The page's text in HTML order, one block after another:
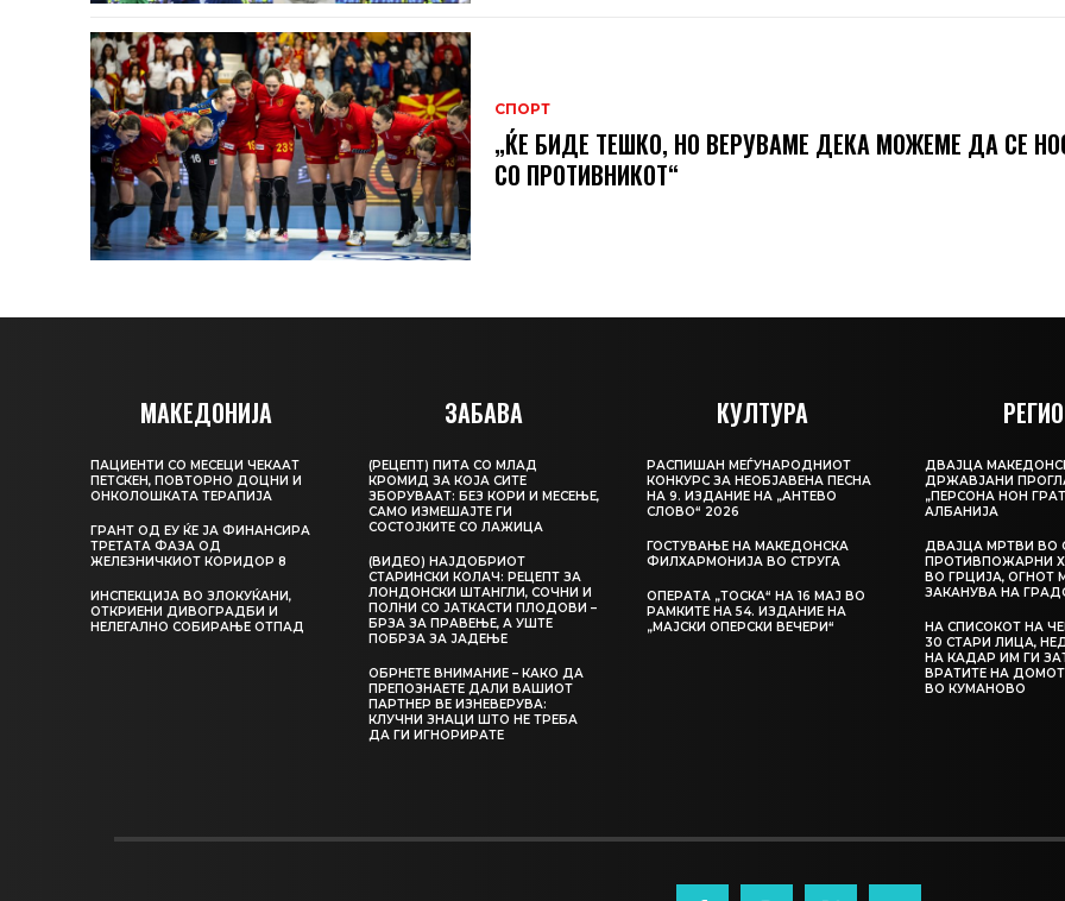
СПОРТ
„ЌЕ БИДЕ ТЕШКО, НО ВЕРУВАМЕ ДЕКА МОЖЕМЕ ДA СЕ
СО ПРОТИВНИКОТ“
МАКЕДОНИЈА
ПАЦИЕНТИ СО МЕСЕЦИ ЧЕКААТ
ПЕТСКЕН, ПОВТОРНО ДОЦНИ И
ОНКОЛОШКАТА ТЕРАПИЈА
ГРАНТ ОД ЕУ ЌЕ ЈА ФИНАНСИРА
ТРЕТАТА ФАЗА ОД
ЖЕЛЕЗНИЧКИОТ КОРИДОР 8
ИНСПЕКЦИЈА ВО ЗЛОКУЌАНИ,
ОТКРИЕНИ ДИВОГРАДБИ И
НЕЛЕГАЛНО СОБИРАЊЕ ОТПАД
ЗАБАВА
(РЕЦЕПТ) ПИТА СО МЛАД
КРОМИД ЗА КОЈА СИТЕ
ЗБОРУВААТ: БЕЗ КОРИ И МЕСЕЊЕ,
САМО ИЗМЕШАЈТЕ ГИ
СОСТОЈКИТЕ СО ЛАЖИЦА
(ВИДЕО) НАЈДОБРИОТ
СТАРИНСКИ КОЛАЧ: РЕЦЕПТ ЗА
ЛОНДОНСКИ ШТАНГЛИ, СОЧНИ И
ПОЛНИ СО ЈАТКАСТИ ПЛОДОВИ –
БРЗА ЗА ПРАВЕЊЕ, А УШТЕ
ПОБРЗА ЗА ЈАДЕЊЕ
ОБРНЕТЕ ВНИМАНИЕ – КАКО ДА
ПРЕПОЗНАЕТЕ ДАЛИ ВАШИОТ
ПАРТНЕР ВЕ ИЗНЕВЕРУВА:
КЛУЧНИ ЗНАЦИ ШТО НЕ ТРЕБА
ДА ГИ ИГНОРИРАТЕ
КУЛТУРА
РАСПИШАН МЕЃУНАРОДНИОТ
КОНКУРС ЗА НЕОБЈАВЕНА ПЕСНА
НА 9. ИЗДАНИЕ НА „АНТЕВО
СЛОВО“ 2026
ГОСТУВАЊЕ НА МАКЕДОНСКА
ФИЛХАРМОНИЈА ВО СТРУГА
ОПЕРАТА „ТОСКА“ НА 16 МАЈ ВО
РАМКИТЕ НА 54. ИЗДАНИЕ НА
„МАЈСКИ ОПЕРСКИ ВЕЧЕРИ“
ДВАЈЦА
ДРЖАВЈАНИ
„ПЕРСОНА НОН
АЛБАНИЈА
ДВАЈЦА МРТВИ ВО
ПРОТИВПОЖАРНИ
ВО ГРЦИЈА, ОГНОТ
ЗАКАНУВА НА
НА СПИСОКОТ НА
30 СТАРИ ЛИЦА,
НА КАДАР ИМ ГИ
ВРАТИТЕ НА
ВО КУМАНОВО